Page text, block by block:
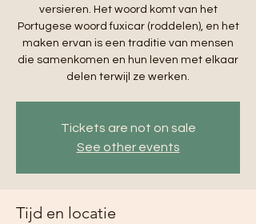
versieren. Het woord komt van het
Portugese woord fuxicar (roddelen), en het
maken ervan is een traditie van mensen
die samenkomen en hun leven met elkaar
delen terwijl ze werken.
Tickets are not on sale
See other events
Tijd en locatie